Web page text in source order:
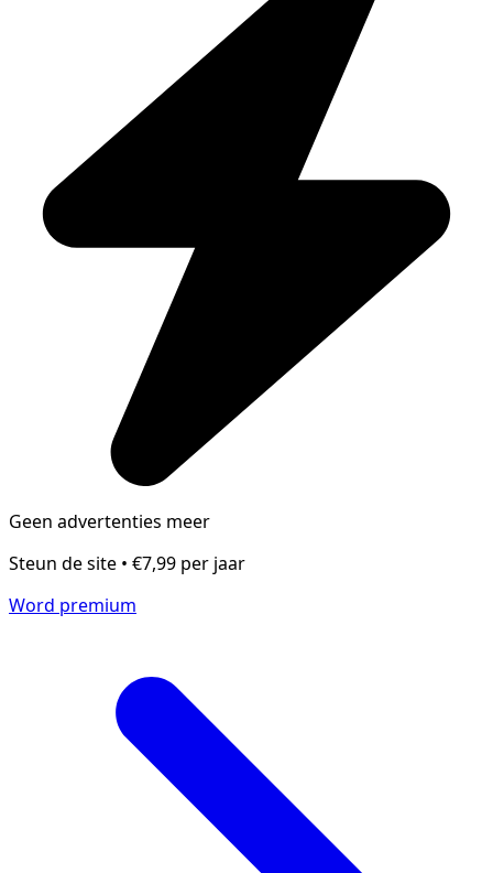
Geen advertenties meer
Steun de site • €7,99 per jaar
Word premium